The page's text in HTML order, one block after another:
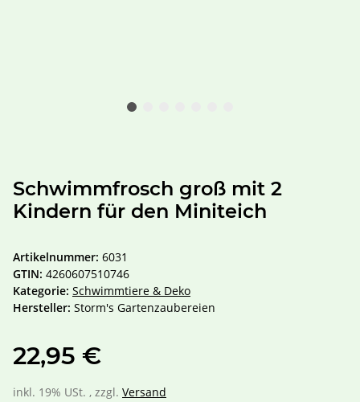
Schwimmfrosch groß mit 2
Kindern für den Miniteich
Artikelnummer: 6031
GTIN: 4260607510746
Kategorie: Schwimmtiere & Deko
Hersteller: Storm's Gartenzaubereien
22,95 €
inkl. 19% USt. , zzgl. Versand